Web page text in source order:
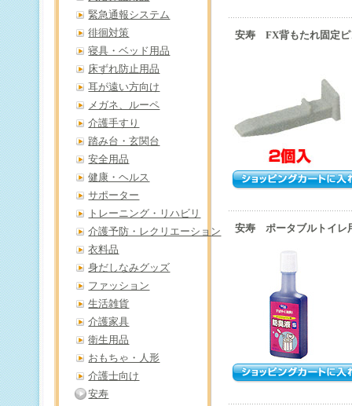
安寿 FX背もたれ固定ピ
安寿 ポータブルトイレ
緊急通報システム
徘徊対策
寝具・ベッド用品
床ずれ防止用品
耳が遠い方向け
メガネ、ルーペ
介護手すり
踏み台・玄関台
安全用品
健康・ヘルス
サポーター
トレーニング・リハビリ
介護予防・レクリエーション
衣料品
身だしなみグッズ
ファッション
生活雑貨
介護家具
衛生用品
おもちゃ・人形
介護士向け
安寿